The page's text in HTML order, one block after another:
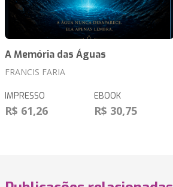
A Memória das Águas
FRANCIS FARIA
IMPRESSO
R$ 61,26
EBOOK
R$ 30,75